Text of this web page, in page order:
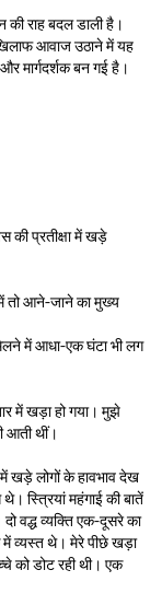
की राह बदल डाली है।
आवाज उठाने में यह
मार्गदर्शक बन गई है।
की प्रतीक्षा में खड़े
तो आने-जाने का मुख्य
में आधा-एक घंटा भी लग
में खड़ा हो गया। मुझे
आती थीं।
खड़े लोगों के हावभाव देख
स्त्रियां महंगाई की बातें
वद्ध व्यक्ति एक-दूसरे का
व्यस्त थे। मेरे पीछे खड़ा
को डोट रही थी। एक